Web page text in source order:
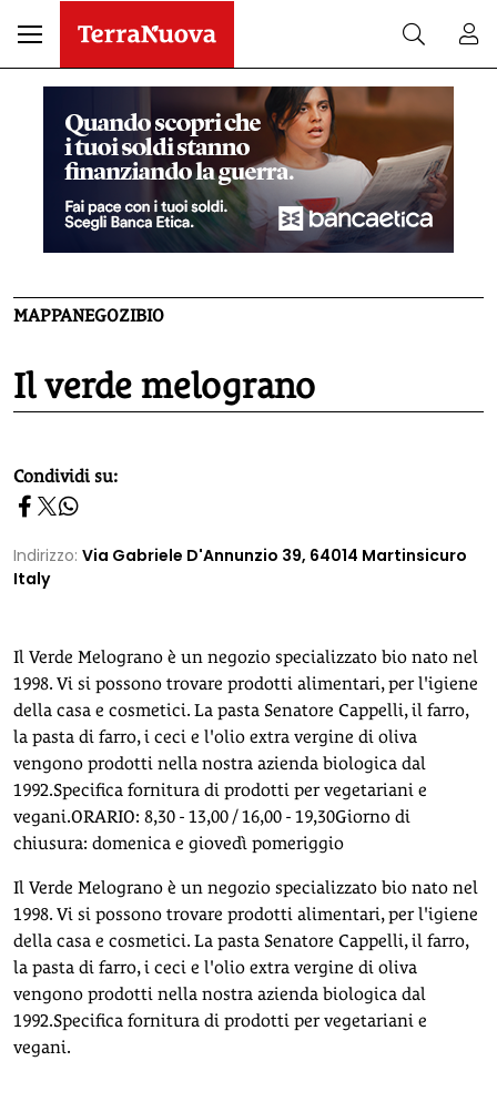
MAPPANEGOZIBIO
Il verde melograno
homepage h2
Condividi su:
Indirizzo: Via Gabriele D'Annunzio 39, 64014 Martinsicuro
Italy
Il Verde Melograno è un negozio specializzato bio nato nel
1998. Vi si possono trovare prodotti alimentari, per l'igiene
della casa e cosmetici. La pasta Senatore Cappelli, il farro,
la pasta di farro, i ceci e l'olio extra vergine di oliva
vengono prodotti nella nostra azienda biologica dal
1992.Specifica fornitura di prodotti per vegetariani e
vegani.ORARIO: 8,30 - 13,00 / 16,00 - 19,30Giorno di
chiusura: domenica e giovedì pomeriggio
Il Verde Melograno è un negozio specializzato bio nato nel
1998. Vi si possono trovare prodotti alimentari, per l'igiene
della casa e cosmetici. La pasta Senatore Cappelli, il farro,
la pasta di farro, i ceci e l'olio extra vergine di oliva
vengono prodotti nella nostra azienda biologica dal
1992.Specifica fornitura di prodotti per vegetariani e
vegani.